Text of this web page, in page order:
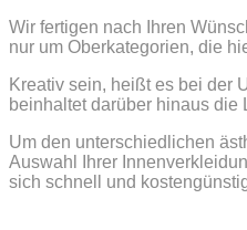
Wir fertigen nach Ihren
nur um Oberkategorien, die
Kreativ sein, heißt es bei der
beinhaltet darüber hinaus die
Um den unterschiedlichen
Auswahl Ihrer
sich schnell und